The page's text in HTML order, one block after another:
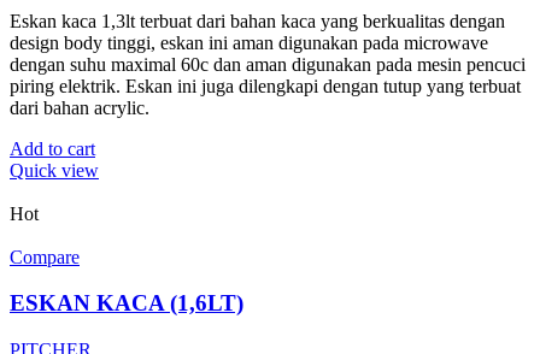
Eskan kaca 1,3lt terbuat dari bahan kaca yang berkualitas dengan
design body tinggi, eskan ini aman digunakan pada microwave
dengan suhu maximal 60c dan aman digunakan pada mesin pencuci
piring elektrik. Eskan ini juga dilengkapi dengan tutup yang terbuat
dari bahan acrylic.
Add to cart
Quick view
Hot
Compare
ESKAN KACA (1,6LT)
PITCHER